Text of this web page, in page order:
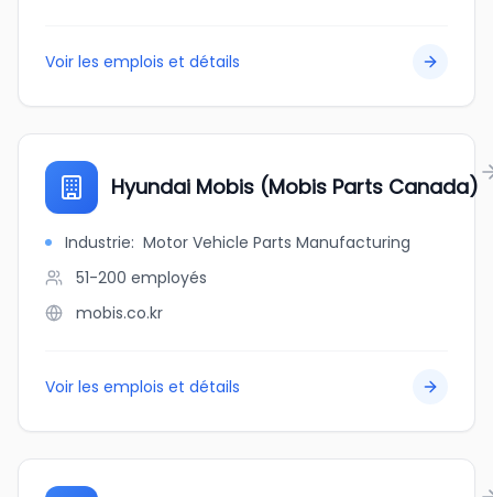
Voir les emplois et détails
Hyundai Mobis (Mobis Parts Canada)
Industrie: Motor Vehicle Parts Manufacturing
51-200 employés
mobis.co.kr
Voir les emplois et détails